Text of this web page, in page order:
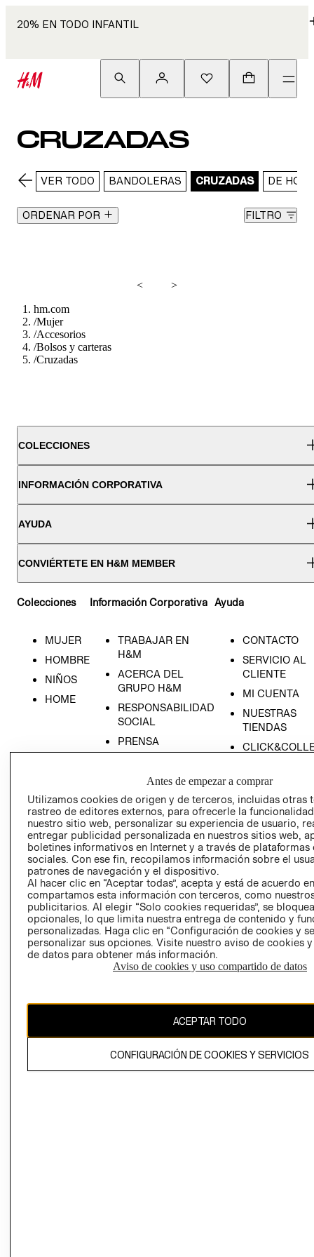
20% EN TODO INFANTIL
CRUZADAS
VER TODO BANDOLERAS CRUZADAS DE
ORDENAR POR FILTRO
<
>
hm.com
/Mujer
/Accesorios
/Bolsos y carteras
/Cruzadas
COLECCIONES
INFORMACIÓN CORPORATIVA
AYUDA
CONVIÉRTETE EN H&M MEMBER
Colecciones
MUJER
HOMBRE
NIÑOS
HOME
Información Corporativa
TRABAJAR EN
H&M
ACERCA DEL
GRUPO H&M
RESPONSABILIDAD
SOCIAL
PRENSA
INVERSIONISTAS
POLÍTICA
EMPRESARIAL
Ayuda
CONTACTO
SERVICIO AL
CLIENTE
MI CUENTA
NUESTRAS
TIENDAS
TÉRMINOS Y
CONDICIONES
AVISO DE
PRIVACIDAD
GIFT CARD
AVISO DE
COOKIES
Antes de empezar a comprar
Utilizamos cookies de origen y de terceros, incluidas otras
rastreo de editores externos, para ofrecerle la
nuestro sitio web, personalizar su experiencia de usuario,
entregar publicidad personalizada en nuestros sitios web,
boletines informativos en Internet y a través de plataformas
sociales. Con ese fin, recopilamos información sobre el
patrones de navegación y el dispositivo.
Al hacer clic en “Aceptar todas”, acepta y está de acuerdo
compartamos esta información con terceros, como
publicitarios. Al elegir “Solo cookies requeridas”, se
opcionales, lo que limita nuestra entrega de contenido y
personalizadas. Haga clic en “Configuración de cookies y
personalizar sus opciones. Visite nuestro aviso de cookies
de datos para obtener más información.
Aviso de cookies y uso compartido de datos
ACEPTAR TODO
CONFIGURACIÓN DE COOKIES Y SERVICIOS